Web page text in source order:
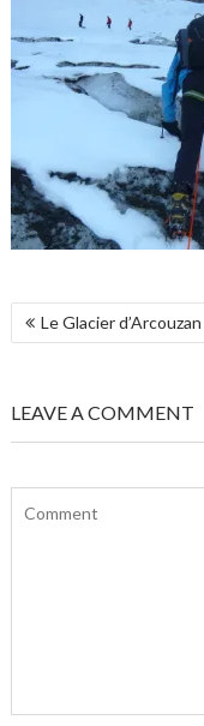
NAVIGATION
DE
Le Glacier d’Arcouzan
LEAVE A COMMENT